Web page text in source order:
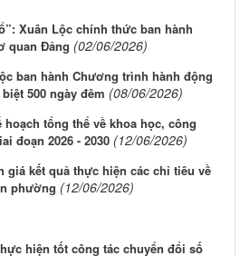
Xuân Lộc chính thức ban hành
quan Đảng (02/06/2026)
ban hành Chương trình hành động
500 ngày đêm (08/06/2026)
hoạch tổng thể về khoa học, công
đoạn 2026 - 2030 (12/06/2026)
giá kết quả thực hiện các chỉ tiêu về
phường (12/06/2026)
hiện tốt công tác chuyển đổi số